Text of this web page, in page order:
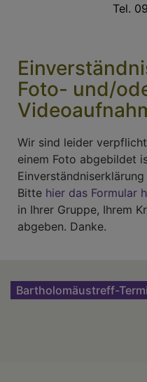
Tel.
Foto- und/
Wir sind leider
einem Foto abgebildet
Bitte hier das Formular
in Ihrer Gruppe, Ihrem
abgeben. Danke.
Bartholomäustreff-